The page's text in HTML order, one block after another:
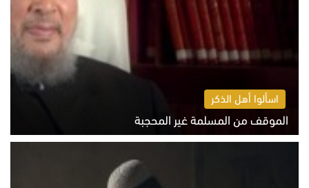
اسألوا أهل الذكر
الموقف من المسلمة غير المحجبة
الخميس 6 أغسطس 2026 10:45 ص